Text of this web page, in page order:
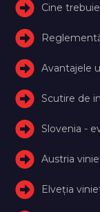
Cine
Avantajele
Scutire de
Slovenia -
Austria
Elveţia